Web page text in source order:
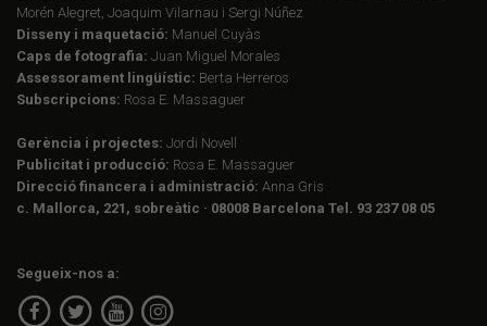
Morén Alegret, Joaquim Vilarnau i Sergi Núñez
Disseny i maquetació: Manuel Cuyàs
Caps de fotografia: Juan Miguel Morales
Assessorament lingüístic: Berta Herreros
Subscripcions: Rosa E. Massaguer
Gerència i projectes: Jordi Novell
Publicitat i producció: Rosa E. Massaguer
Direcció financera i administració: Anna Gris
c. Mallorca, 221, sobreàtic · 08008 Barcelona Tel. 93 237 08 05
Segueix-nos a: